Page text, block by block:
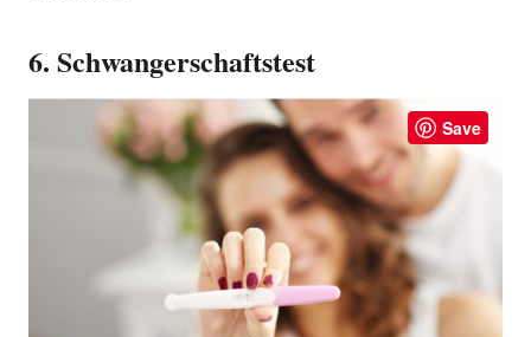
6. Schwangerschaftstest
Save